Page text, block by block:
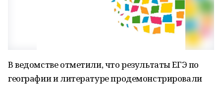
В ведомстве отметили, что результаты ЕГЭ по
географии и литературе продемонстрировали